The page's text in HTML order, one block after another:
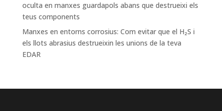
oculta en manxes guardapols abans que destrueixi els
teus components
Manxes en entorns corrosius: Com evitar que el H₂S i
els llots abrasius destrueixin les unions de la teva
EDAR